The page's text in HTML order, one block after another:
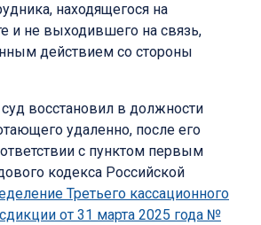
находящегося на
и не выходившего на связь,
действием со стороны
восстановил в должности
удаленно, после его
с пунктом первым
кодекса Российской
Третьего кассационного
от 31 марта 2025 года №